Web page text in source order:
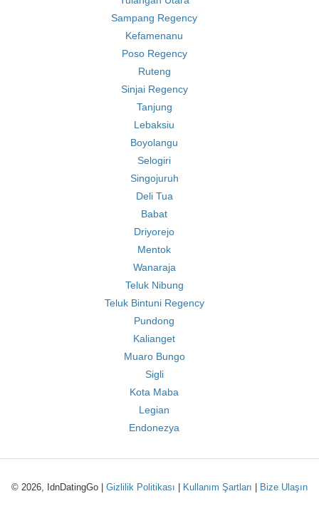
Sampang Regency
Kefamenanu
Poso Regency
Ruteng
Sinjai Regency
Tanjung
Lebaksiu
Boyolangu
Selogiri
Singojuruh
Deli Tua
Babat
Driyorejo
Mentok
Wanaraja
Teluk Nibung
Teluk Bintuni Regency
Pundong
Kalianget
Muaro Bungo
Sigli
Kota Maba
Legian
Endonezya
© 2026, IdnDatingGo | Gizlilik Politikası Kullanım Şartları Bize Ulaşın